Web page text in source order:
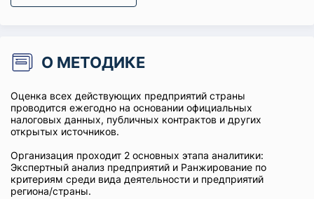
О МЕТОДИКЕ
Оценка всех действующих предприятий страны
проводится ежегодно на основании официальных
налоговых данных, публичных контрактов и других
открытых источников.
Организация проходит 2 основных этапа аналитики:
Экспертный анализ предприятий и Ранжирование по
критериям среди вида деятельности и предприятий
региона/страны.